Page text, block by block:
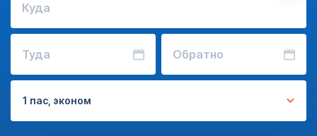
Куда
Туда Обратно
1 пас, эконом